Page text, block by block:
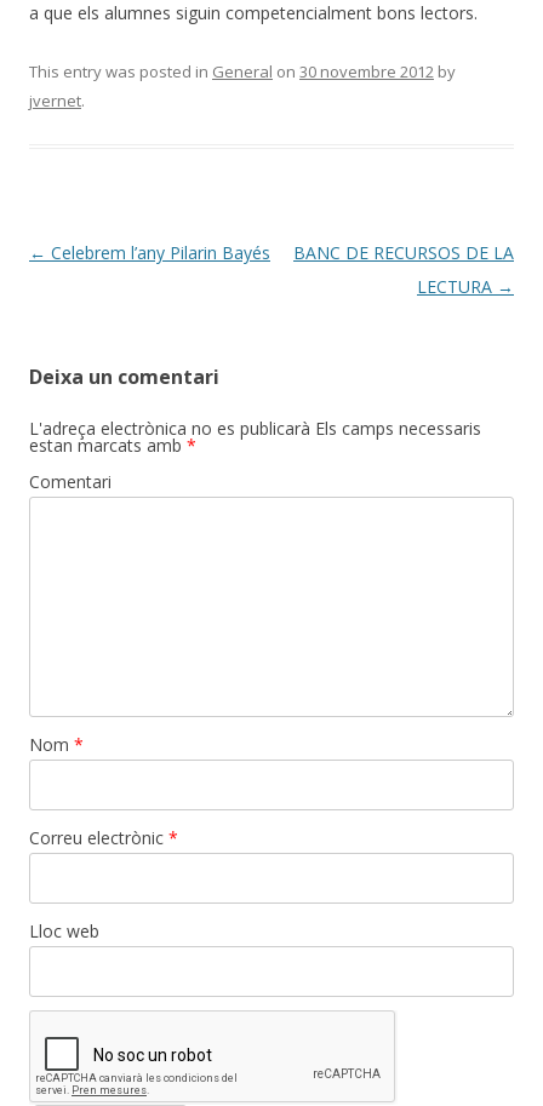
a que els alumnes siguin competencialment bons lectors.
This entry was posted in General on 30 novembre 2012 by
jvernet.
Post
← Celebrem l’any Pilarin Bayés
BANC DE RECURSOS DE LA
LECTURA →
Deixa un comentari
L'adreça electrònica no es publicarà Els camps necessaris
estan marcats amb *
Comentari
Nom *
Correu electrònic *
Lloc web